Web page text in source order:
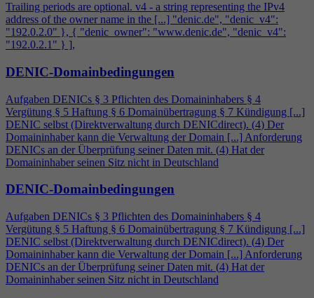
Trailing periods are optional. v4 - a string representing the IPv4
address of the owner name in the [...] "denic.de", "denic_v4":
"192.0.2.0" }, { "denic_owner": "www.denic.de", "denic_v4":
"192.0.2.1" } ],
DENIC-Domainbedingungen
Aufgaben DENICs § 3 Pflichten des Domaininhabers § 4
Vergütung § 5 Haftung § 6 Domainübertragung § 7 Kündigung [...]
DENIC selbst (Direktverwaltung durch DENICdirect). (4) Der
Domaininhaber kann die Verwaltung der Domain [...] Anforderung
DENICs an der Überprüfung seiner Daten mit. (4) Hat der
Domaininhaber seinen Sitz nicht in Deutschland
DENIC-Domainbedingungen
Aufgaben DENICs § 3 Pflichten des Domaininhabers § 4
Vergütung § 5 Haftung § 6 Domainübertragung § 7 Kündigung [...]
DENIC selbst (Direktverwaltung durch DENICdirect). (4) Der
Domaininhaber kann die Verwaltung der Domain [...] Anforderung
DENICs an der Überprüfung seiner Daten mit. (4) Hat der
Domaininhaber seinen Sitz nicht in Deutschland